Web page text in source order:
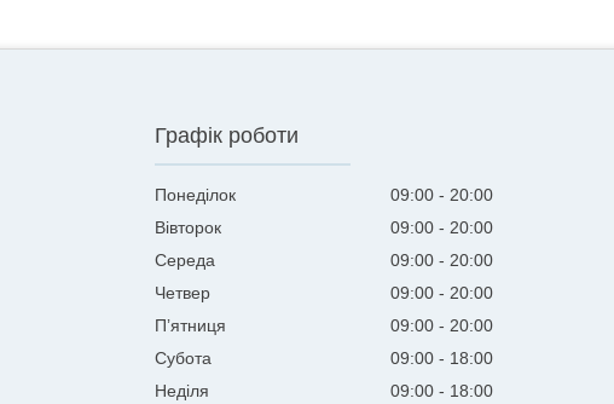
Графік роботи
Понеділок 09:00
20:00
Вівторок
09:00
20:00
Середа
09:00
20:00
Четвер
09:00
20:00
Пʼятниця
09:00
20:00
Субота
09:00
18:00
Неділя
09:00 18:00